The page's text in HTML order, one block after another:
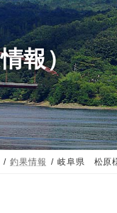
報）
釣果情報 岐阜県 松原